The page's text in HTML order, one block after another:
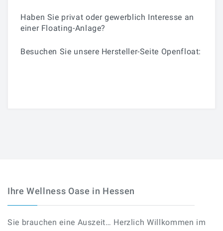
Haben Sie privat oder gewerblich Interesse an
einer Floating-Anlage?
Besuchen Sie unsere Hersteller-Seite Openfloat:
Ihre Wellness Oase in Hessen
Sie brauchen eine Auszeit… Herzlich Willkommen im